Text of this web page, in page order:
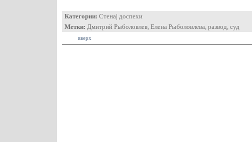
Категории: Стена| доспехи
Метки: Дмитрий Рыболовлев, Елена Рыболовлева, развод, суд
вверх